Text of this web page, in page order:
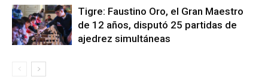
Tigre: Faustino Oro, el Gran Maestro
de 12 años, disputó 25 partidas de
ajedrez simultáneas